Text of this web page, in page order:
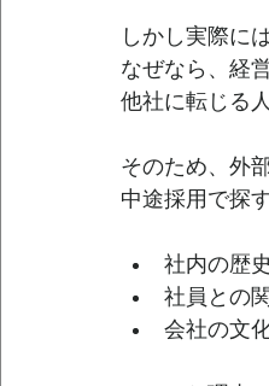
しかし実際に
なぜなら、経
他社に転じる
そのため、外
中途採用で探
社内の歴
社員との
会社の文